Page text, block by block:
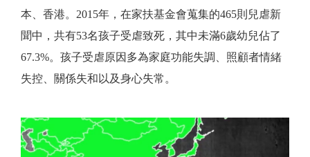
本、香港。2015年，在家扶基金會蒐集的465則兒虐新
聞中，共有53名孩子受虐致死，其中未滿6歲幼兒佔了
67.3%。孩子受虐原因多為家庭功能失調、照顧者情緒
失控、關係失和以及身心失常。